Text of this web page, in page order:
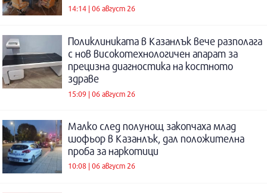
14:14 | 06 август 26
Поликлиниката в Казанлък вече разполага
с нов високотехнологичен апарат за
прецизна диагностика на костното
здраве
15:09 | 06 август 26
Малко след полунощ закопчаха млад
шофьор в Казанлък, дал положителна
проба за наркотици
10:08 | 06 август 26